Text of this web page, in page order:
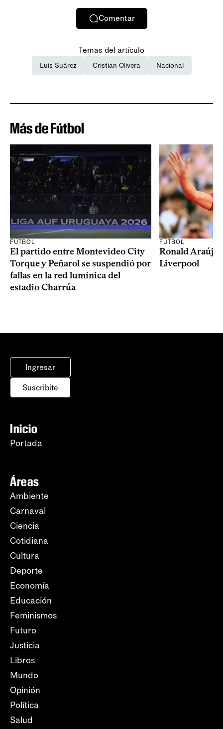
Comentar
Temas del artículo
Luis Suárez Cristian Olivera Nacional
Más de Fútbol
FÚTBOL
El partido entre Montevideo City
Torque y Peñarol se suspendió por
fallas en la red lumínica del
estadio Charrúa
FÚTBOL
Ronald Araújo
Liverpool
Ingresar
Suscribite
Inicio
Portada
Áreas
Ambiente
Carnaval
Ciencia
Cotidiana
Cultura
Deporte
Economía
Educación
Feminismos
Futuro
Justicia
Libros
Mundo
Opinión
Política
Salud